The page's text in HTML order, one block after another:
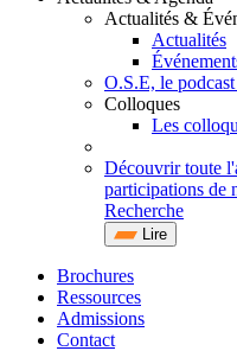
Actualités &
Actualités
O.S.E, le
Colloques
Les
Découvrir toute
participations de
Recherche
Lire
Brochures
Ressources
Admissions
Contact